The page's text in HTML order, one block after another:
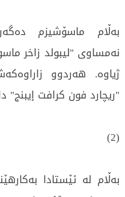
بەڵام ماسۆشیزم
نەمساوی "ليبولد زاخر
ژیاوە. هەردوو
"ریچارد فون كرافت إيبنج"
(2)
بەڵام لە ئێستادا